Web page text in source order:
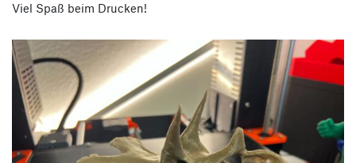
Viel Spaß beim Drucken!